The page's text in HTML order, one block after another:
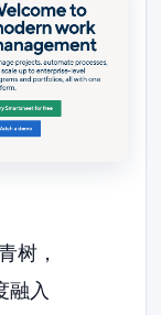
树，
融入